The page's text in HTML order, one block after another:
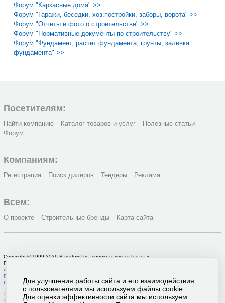
Форум "Каркасные дома" >>
Форум "Гаражи, беседки, хоз.постройки, заборы, ворота" >>
Форум "Отчеты и фото о строительстве" >>
Форум "Нормативные документы по строительству" >>
Форум "Фундамент, расчет фундамента, грунты, заливка
фундамента" >>
Посетителям:
Найти компанию Каталог товаров и услуг
Полезные статьи
Форум
Компаниям:
Регистрация Поиск дилеров Тендеры Реклама
Всем:
О проекте Строительные бренды Карта сайта
Copyright © 1999-2026 ВашДом.Ру - проект группы «Текарт»
По вопросам связанным с работой портала вы можете связаться с нашей
поддержки
Политика в отношении обработки персональных данных
Пользовательское соглашение
Для улучшения работы сайта и его взаимодействия
с пользователями мы используем файлы cookie.
Для оценки эффективности сайта мы используем